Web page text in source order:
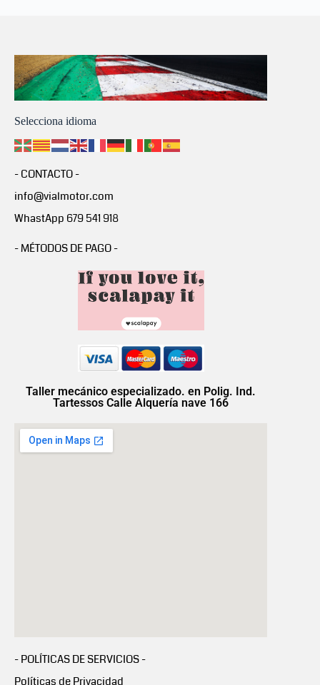
Selecciona idioma
- CONTACTO -
info@vialmotor.com
WhastApp 679 541 918
- MÉTODOS DE PAGO -
Taller mecánico especializado. en Polig. Ind.
Tartessos Calle Alquería nave 166
- POLÍTICAS DE SERVICIOS -
Políticas de Privacidad